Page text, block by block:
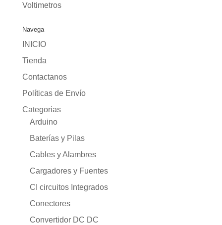
Voltimetros
Navega
INICIO
Tienda
Contactanos
Políticas de Envío
Categorias
Arduino
Baterías y Pilas
Cables y Alambres
Cargadores y Fuentes
CI circuitos Integrados
Conectores
Convertidor DC DC